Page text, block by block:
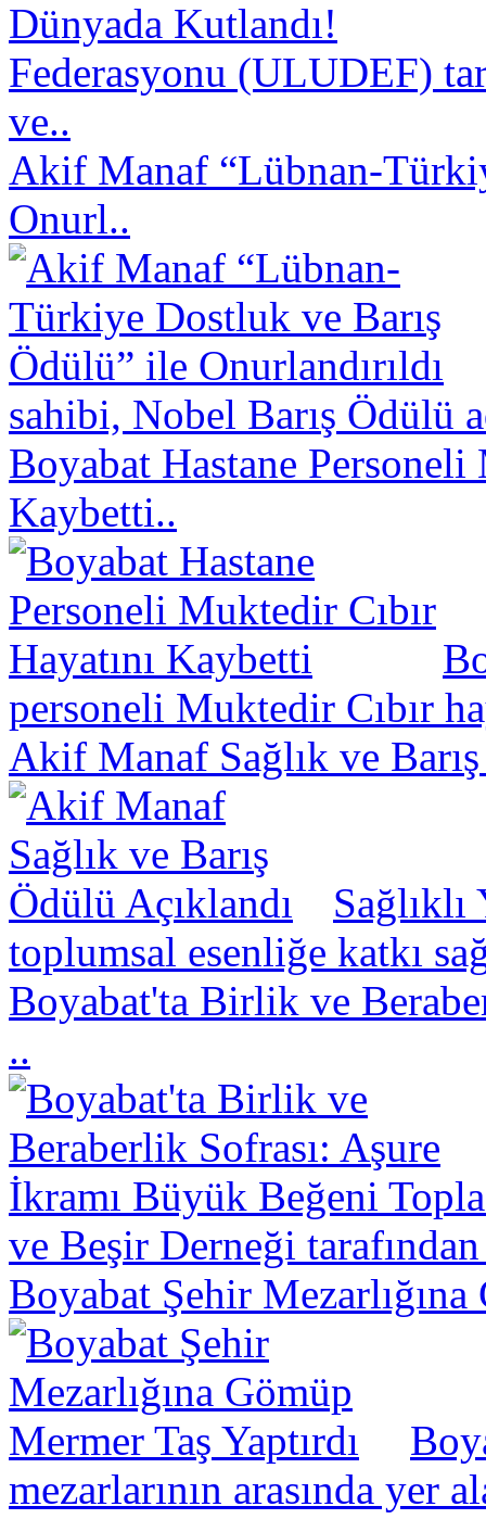
Federasyonu (ULUDEF)
ve..
Akif Manaf “Lübnan-
Onurl..
sahibi, Nobel Barış Ödülü
Boyabat Hastane Personeli
Kaybetti..
personeli Muktedir Cıbır
Akif Manaf Sağlık ve
toplumsal esenliğe katkı
Boyabat'ta Birlik ve
..
ve Beşir Derneği
Boyabat Şehir Mezarlığına
mezarlarının arasında yer